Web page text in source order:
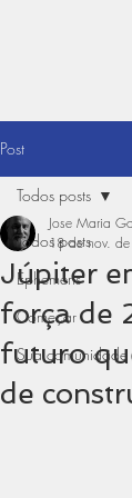
Post
Todos posts
Ephemeris
Começar
Sua comunidade
Todos posts
Júpiter
força de
futuro
de
Jose Maria
18 de nov.